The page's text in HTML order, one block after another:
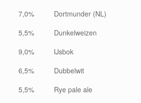
7,0%
Dortmunder (NL)
5,5%
Dunkelweizen
9,0%
IJsbok
6,5%
Dubbelwit
5,5%
Rye pale ale